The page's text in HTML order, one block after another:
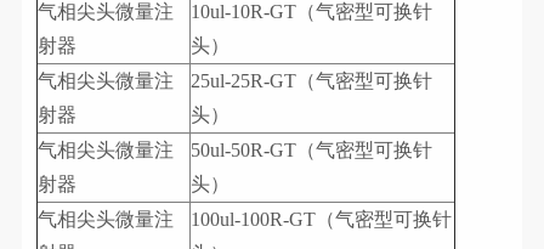
气相尖头微量注
射器
10ul-10R-GT（气密型可换针
头）
气相尖头微量注
射器
25ul-25R-GT（气密型可换针
头）
气相尖头微量注
射器
50ul-50R-GT（气密型可换针
头）
气相尖头微量注
100ul-100R-GT（气密型可换针